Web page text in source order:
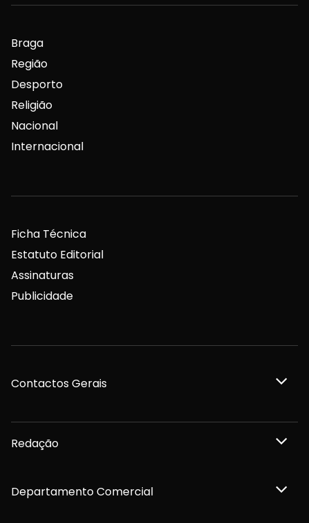
Braga
Região
Desporto
Religião
Nacional
Internacional
Ficha Técnica
Estatuto Editorial
Assinaturas
Publicidade
Contactos Gerais
Redação
Departamento Comercial